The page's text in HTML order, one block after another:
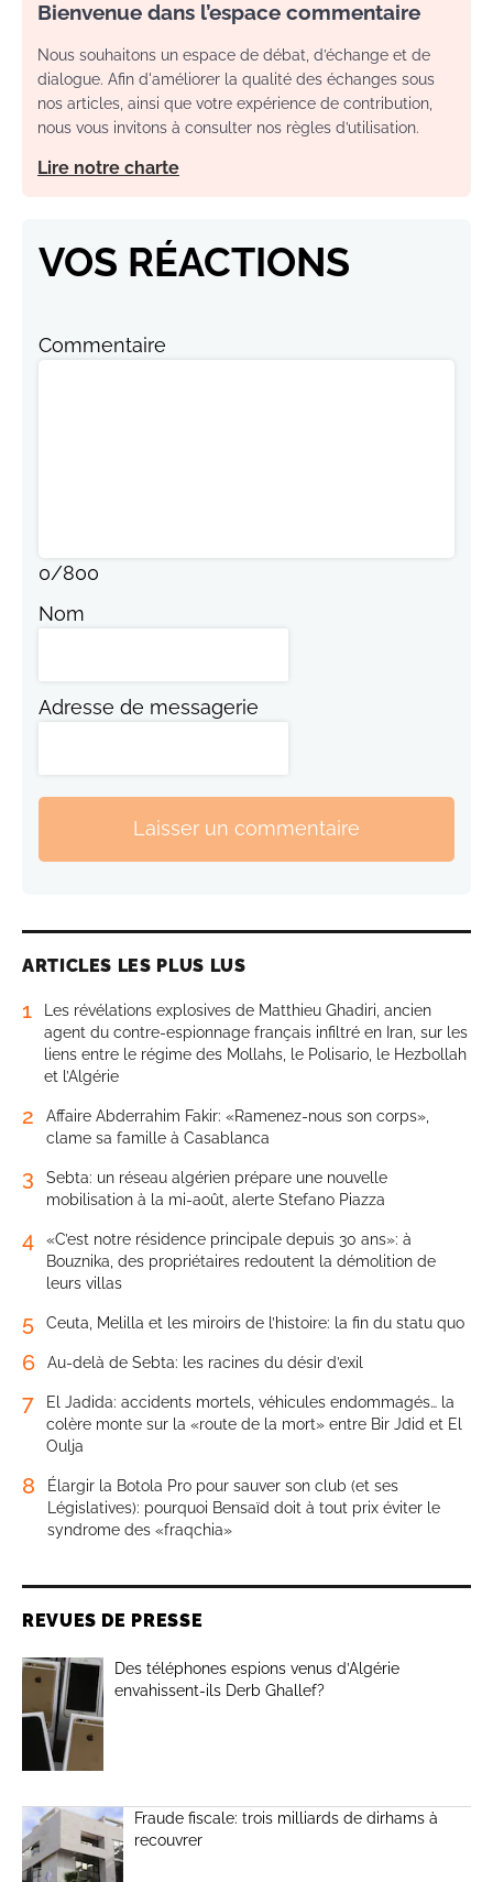
Bienvenue dans l’espace commentaire
Nous souhaitons un espace de débat, d’échange et de
dialogue. Afin d'améliorer la qualité des échanges sous
nos articles, ainsi que votre expérience de contribution,
nous vous invitons à consulter nos règles d’utilisation.
Lire notre charte
VOS RÉACTIONS
Commentaire
0/800
Nom
Adresse de messagerie
Laisser un commentaire
ARTICLES LES PLUS LUS
1
Les révélations explosives de Matthieu Ghadiri, ancien
agent du contre-espionnage français infiltré en Iran, sur les
liens entre le régime des Mollahs, le Polisario, le Hezbollah
et l’Algérie
2
Affaire Abderrahim Fakir: «Ramenez-nous son corps»,
clame sa famille à Casablanca
3
Sebta: un réseau algérien prépare une nouvelle
mobilisation à la mi-août, alerte Stefano Piazza
4
«C’est notre résidence principale depuis 30 ans»: à
Bouznika, des propriétaires redoutent la démolition de
leurs villas
5 Ceuta, Melilla et les miroirs de l’histoire: la fin du statu quo
6 Au-delà de Sebta: les racines du désir d’exil
7
El Jadida: accidents mortels, véhicules endommagés… la
colère monte sur la «route de la mort» entre Bir Jdid et El
Oulja
8
Élargir la Botola Pro pour sauver son club (et ses
Législatives): pourquoi Bensaïd doit à tout prix éviter le
syndrome des «fraqchia»
REVUES DE PRESSE
Des téléphones espions venus d’Algérie
envahissent-ils Derb Ghallef?
Fraude fiscale: trois milliards de dirhams à
recouvrer